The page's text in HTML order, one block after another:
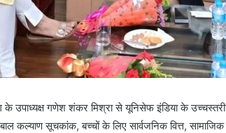
के उपाध्यक्ष गणेश शंकर मिश्रा से यूनिसेफ इंडिया के
कल्याण सूचकांक, बच्चों के लिए सार्वजनिक वित्त, सामाजिक